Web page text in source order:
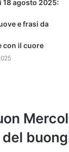
18 agosto 2025:
e frasi da
con il cuore